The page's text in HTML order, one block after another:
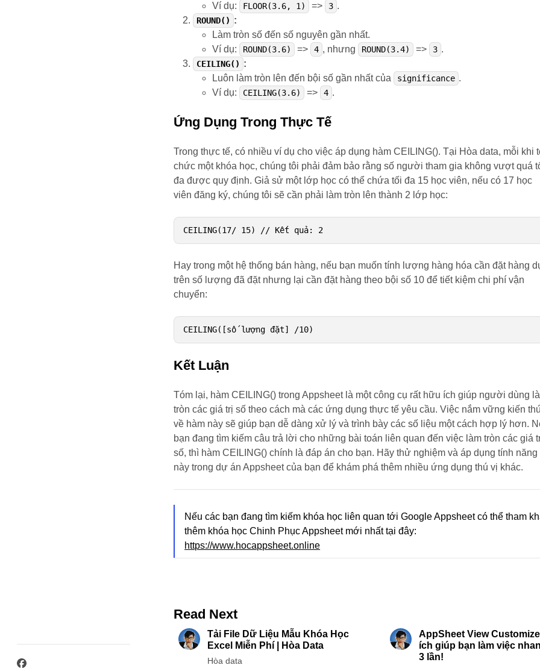
Facebook
Ví dụ:
FLOOR(3.6, 1) => 3 .
ROUND() :
Làm tròn số đến số nguyên gần nhất.
Ví dụ:
ROUND(3.6) => 4 , nhưng ROUND(3.4) => 3 .
CEILING() :
Luôn làm tròn lên đến bội số gần nhất của
significance .
Ví dụ:
CEILING(3.6) => 4 .
Ứng Dụng Trong Thực Tế
Trong thực tế, có nhiều ví dụ cho việc áp dụng hàm CEILING(). Tại Hòa data, mỗi khi
chức một khóa học, chúng tôi phải đảm bảo rằng số người tham gia không vượt quá
đa được quy định. Giả sử một lớp học có thể chứa tối đa 15 học viên, nếu có 17 học
viên đăng ký, chúng tôi sẽ cần phải làm tròn lên thành 2 lớp học:
CEILING(17/ 15) // Kết quả: 2
Hay trong một hệ thống bán hàng, nếu bạn muốn tính lượng hàng hóa cần đặt hàng
trên số lượng đã đặt nhưng lại cần đặt hàng theo bội số 10 để tiết kiệm chi phí vận
chuyển:
CEILING([số lượng đặt] /10)
Kết Luận
Tóm lại, hàm CEILING() trong Appsheet là một công cụ rất hữu ích giúp người dùng
tròn các giá trị số theo cách mà các ứng dụng thực tế yêu cầu. Việc nắm vững kiến
về hàm này sẽ giúp bạn dễ dàng xử lý và trình bày các số liệu một cách hợp lý hơn.
bạn đang tìm kiếm câu trả lời cho những bài toán liên quan đến việc làm tròn các giá
số, thì hàm CEILING() chính là đáp án cho bạn. Hãy thử nghiệm và áp dụng tính năng
này trong dự án Appsheet của bạn để khám phá thêm nhiều ứng dụng thú vị khác.
Nếu các bạn đang tìm kiếm khóa học liên quan tới Google Appsheet có thể tham
thêm khóa học Chinh Phục Appsheet mới nhất tại đây:
https://www.hocappsheet.online
Read Next
Tải File Dữ Liệu Mẫu Khóa Học
Excel Miễn Phí | Hòa Data
Hòa data
AppSheet View
ích giúp bạn làm việc
3 lần!